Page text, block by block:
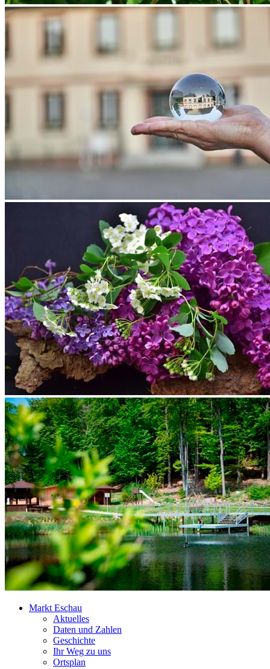
Markt Eschau
Aktuelles
Daten und Zahlen
Geschichte
Ihr Weg zu uns
Ortsplan